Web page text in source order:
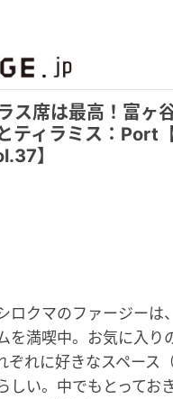
ス席は最高！富ヶ
ティラミス：Port
】
ロクマのファージーは
を満喫中。お気に入り
ぞれに好きなスペース
しい。中でもとってお